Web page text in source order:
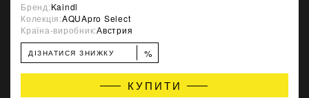
Бренд:Kaindl
Колекція:AQUApro Select
Країна-виробник:Австрия
ДІЗНАТИСЯ ЗНИЖКУ %
КУПИТИ